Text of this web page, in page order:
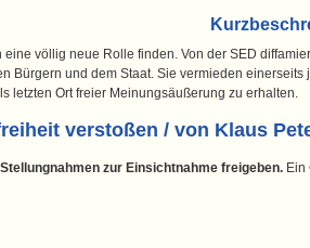
völlig neue Rolle finden. Von der SED
Bürgern und dem Staat. Sie vermieden
letzten Ort freier Meinungsäußerung zu erhalten.
verstoßen / von Klaus
zur Einsichtnahme freigeben. Ein